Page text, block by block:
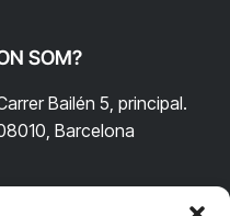
SOM?
Bailén 5, principal.
Barcelona